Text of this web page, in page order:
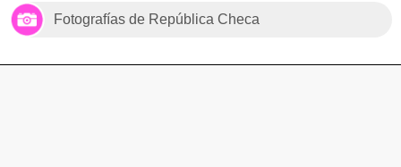
Fotografías de República Checa